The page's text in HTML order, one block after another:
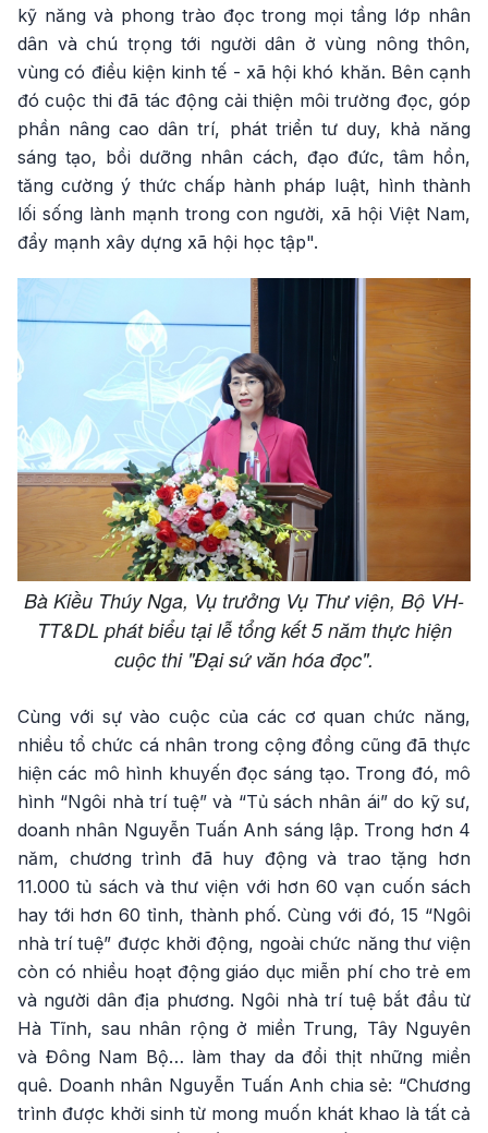
kỹ năng và phong trào đọc trong mọi tầng lớp nhân
dân và chú trọng tới người dân ở vùng nông thôn,
vùng có điều kiện kinh tế - xã hội khó khăn. Bên cạnh
đó cuộc thi đã tác động cải thiện môi trường đọc, góp
phần nâng cao dân trí, phát triển tư duy, khả năng
sáng tạo, bồi dưỡng nhân cách, đạo đức, tâm hồn,
tăng cường ý thức chấp hành pháp luật, hình thành
lối sống lành mạnh trong con người, xã hội Việt Nam,
đẩy mạnh xây dựng xã hội học tập".
Bà Kiều Thúy Nga, Vụ trưởng Vụ Thư viện, Bộ VH-
TT&DL phát biểu tại lễ tổng kết 5 năm thực hiện
cuộc thi "Đại sứ văn hóa đọc".
Cùng với sự vào cuộc của các cơ quan chức năng,
nhiều tổ chức cá nhân trong cộng đồng cũng đã thực
hiện các mô hình khuyến đọc sáng tạo. Trong đó, mô
hình “Ngôi nhà trí tuệ” và “Tủ sách nhân ái” do kỹ sư,
doanh nhân Nguyễn Tuấn Anh sáng lập. Trong hơn 4
năm, chương trình đã huy động và trao tặng hơn
11.000 tủ sách và thư viện với hơn 60 vạn cuốn sách
hay tới hơn 60 tỉnh, thành phố. Cùng với đó, 15 “Ngôi
nhà trí tuệ” được khởi động, ngoài chức năng thư viện
còn có nhiều hoạt động giáo dục miễn phí cho trẻ em
và người dân địa phương. Ngôi nhà trí tuệ bắt đầu từ
Hà Tĩnh, sau nhân rộng ở miền Trung, Tây Nguyên
và Đông Nam Bộ… làm thay da đổi thịt những miền
quê. Doanh nhân Nguyễn Tuấn Anh chia sẻ: “Chương
trình được khởi sinh từ mong muốn khát khao là tất cả